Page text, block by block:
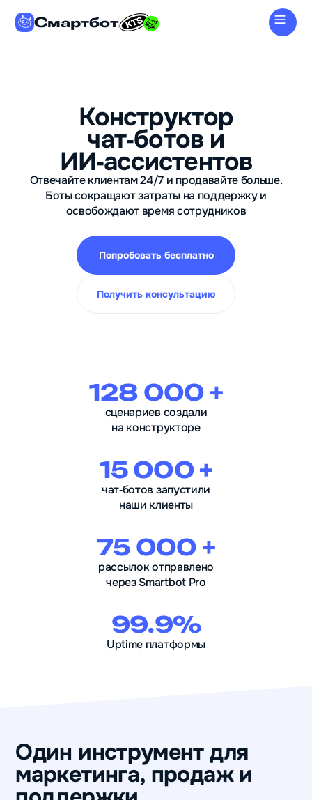
Смартбот
Конструктор
чат‑ботов и
ИИ‑ассистентов
Отвечайте клиентам 24/7 и продавайте больше.
Боты сокращают затраты на поддержку и
освобождают время сотрудников
Попробовать бесплатно
Получить консультацию
128 000 +
сценариев создали
на конструкторе
15 000 +
чат‑ботов запустили
наши клиенты
75 000 +
рассылок отправлено
через Smartbot Pro
99.9%
Uptime платформы
Один инструмент для
маркетинга, продаж и